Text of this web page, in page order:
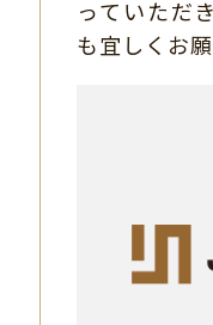
っていただ
も宜しくお願